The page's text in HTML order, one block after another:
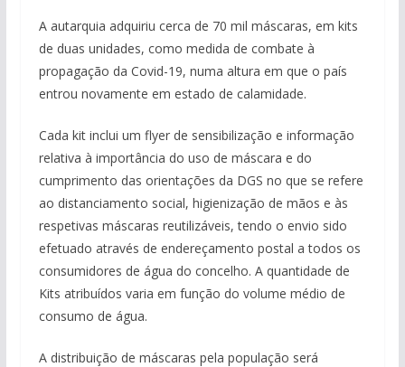
A autarquia adquiriu cerca de 70 mil máscaras, em kits
de duas unidades, como medida de combate à
propagação da Covid-19, numa altura em que o país
entrou novamente em estado de calamidade.
Cada kit inclui um flyer de sensibilização e informação
relativa à importância do uso de máscara e do
cumprimento das orientações da DGS no que se refere
ao distanciamento social, higienização de mãos e às
respetivas máscaras reutilizáveis, tendo o envio sido
efetuado através de endereçamento postal a todos os
consumidores de água do concelho. A quantidade de
Kits atribuídos varia em função do volume médio de
consumo de água.
A distribuição de máscaras pela população será